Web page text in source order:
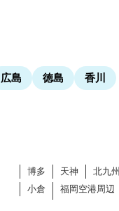
広島 徳島
香川
博多 天神
北九州
小倉
福岡空港周辺